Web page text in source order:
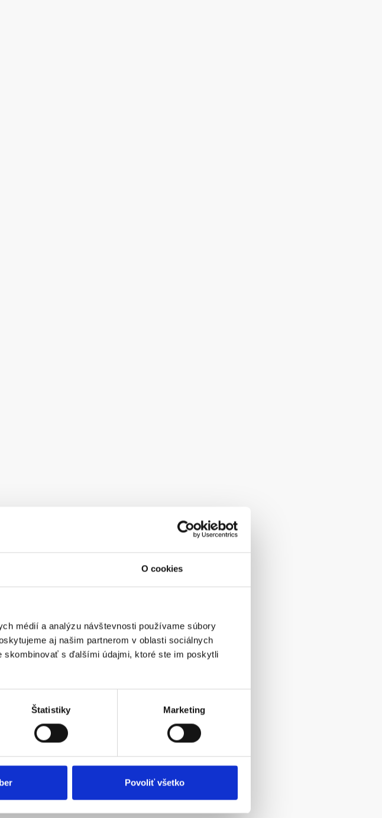
O cookies
médií a analýzu návštevnosti používame súbory
aj našim partnerom v oblasti sociálnych
skombinovať s ďalšími údajmi, ktoré ste im poskytli
Štatistiky Marketing
Povoliť všetko